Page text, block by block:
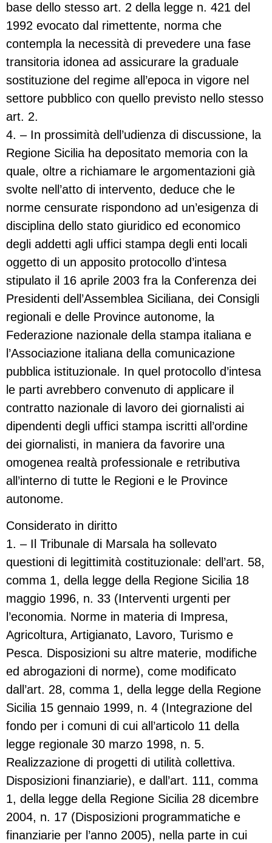
base dello stesso art. 2 della legge n. 421 del
1992 evocato dal rimettente, norma che
contempla la necessità di prevedere una fase
transitoria idonea ad assicurare la graduale
sostituzione del regime all’epoca in vigore nel
settore pubblico con quello previsto nello stesso
art. 2.
4. – In prossimità dell’udienza di discussione, la
Regione Sicilia ha depositato memoria con la
quale, oltre a richiamare le argomentazioni già
svolte nell’atto di intervento, deduce che le
norme censurate rispondono ad un’esigenza di
disciplina dello stato giuridico ed economico
degli addetti agli uffici stampa degli enti locali
oggetto di un apposito protocollo d’intesa
stipulato il 16 aprile 2003 fra la Conferenza dei
Presidenti dell’Assemblea Siciliana, dei Consigli
regionali e delle Province autonome, la
Federazione nazionale della stampa italiana e
l’Associazione italiana della comunicazione
pubblica istituzionale. In quel protocollo d’intesa
le parti avrebbero convenuto di applicare il
contratto nazionale di lavoro dei giornalisti ai
dipendenti degli uffici stampa iscritti all’ordine
dei giornalisti, in maniera da favorire una
omogenea realtà professionale e retributiva
all’interno di tutte le Regioni e le Province
autonome.
Considerato in diritto
1. – Il Tribunale di Marsala ha sollevato
questioni di legittimità costituzionale: dell’art. 58,
comma 1, della legge della Regione Sicilia 18
maggio 1996, n. 33 (Interventi urgenti per
l’economia. Norme in materia di Impresa,
Agricoltura, Artigianato, Lavoro, Turismo e
Pesca. Disposizioni su altre materie, modifiche
ed abrogazioni di norme), come modificato
dall’art. 28, comma 1, della legge della Regione
Sicilia 15 gennaio 1999, n. 4 (Integrazione del
fondo per i comuni di cui all’articolo 11 della
legge regionale 30 marzo 1998, n. 5.
Realizzazione di progetti di utilità collettiva.
Disposizioni finanziarie), e dall’art. 111, comma
1, della legge della Regione Sicilia 28 dicembre
2004, n. 17 (Disposizioni programmatiche e
finanziarie per l’anno 2005), nella parte in cui